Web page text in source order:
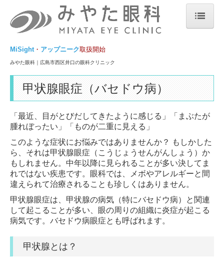
みやた眼科｜診療時間・アクセス
白内障日帰り手術
多焦点眼内レンズを用いた白内障手術｜選定療養
まぶたの開きを改善する目薬『アップニークミニ点眼液0.1%』
お知らせ
みやた眼科｜医院紹介
アンケート集計結果
グッドデザイン賞受賞
コンタクトレンズ
MiSight ・ アップニーク取扱開始
みやた眼科｜広島市西区井口の眼科クリニック
甲状腺眼症（バセドウ病）
「最近、目がとびだしてきたように感じる」「まぶたが
腫れぼったい」「ものが二重に見える」
このような症状にお悩みではありませんか？ もしかした
ら、それは甲状腺眼症（こうじょうせんがんしょう）か
もしれません。中年以降に見られることが多い決してま
れではない疾患です。眼科では、メボやアレルギーと間
違えられて治療されることも珍しくはありません。
甲状腺眼症は、甲状腺の病気（特にバセドウ病）と関連
して起こることが多い、眼の周りの組織に炎症が起こる
病気です。バセドウ病眼症とも呼ばれます。
甲状腺とは？